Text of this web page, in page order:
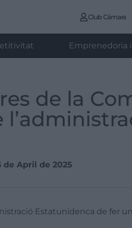
Club Cámara
Emprenedoria
de la
de April de 2025
Estatunidenca de fer